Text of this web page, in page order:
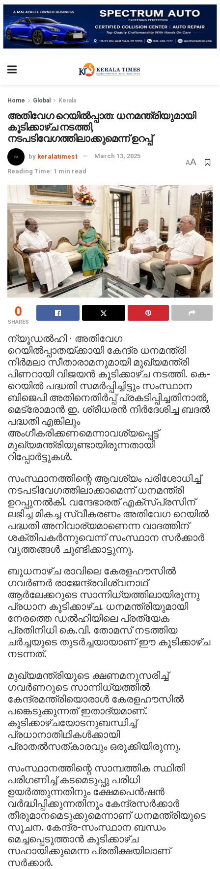
Home Global Kerala
അതിവേഗ റെയില്‍പ്പാത: ധനമന്ത്രിയുമായി
കൂടിക്കാഴ്ച നടത്തി,
നടപടിവേഗത്തിലാക്കുമെന്ന് ഉറപ്പ്
by keralatimes1 March 13, 2025
Reading Time: 1 min read
AA
0
SHARES
ന്യൂഡല്‍ഹി ∙ അതിവേഗ
റെയില്‍പ്പാതയ്ക്കായി കേന്ദ്ര ധനമന്ത്രി
നിര്‍മലാ സീതാരാമനുമായി മുഖ്യമന്ത്രി
പിണറായി വിജയന്‍ കൂടിക്കാഴ്ച നടത്തി. കെ-
റെയില്‍ പദ്ധതി സമര്‍പ്പിച്ചിട്ടും സംസ്ഥാന
ബിജെപി അതിനെതിര്‍പ്പ് പ്രകടിപ്പിച്ചതിനാല്‍,
മെട്രോമാന്‍ ഇ. ശ്രീധരന്‍ നിര്‍ദേശിച്ച ബദല്‍
പദ്ധതി എങ്കിലും
അംഗീകരിക്കണമെന്നാവശ്യപ്പെട്ട്
മുഖ്യമന്ത്രിയുണ്ടായിരുന്നതായി
റിപ്പോര്‍ട്ടുകള്‍.
സംസ്ഥാനത്തിന്റെ ആവശ്യം പരിശോധിച്ച്
നടപടിവേഗത്തിലാക്കാമെന്ന് ധനമന്ത്രി
ഉറപ്പുനല്‍കി. വന്ദേഭാരത് എക്‌സ്പ്രസിന്
ലഭിച്ച മികച്ച സ്വീകരണം അതിവേഗ റെയില്‍
പദ്ധതി അനിവാര്യമാണെന്ന വാദത്തിന്
ശക്തിപകര്‍ന്നുവെന്ന് സംസ്ഥാന സര്‍ക്കാര്‍
വൃത്തങ്ങള്‍ ചൂണ്ടിക്കാട്ടുന്നു.
ബുധനാഴ്ച രാവിലെ കേരളഹൗസില്‍
ഗവര്‍ണര്‍ രാജേന്ദ്രവിശ്വനാഥ്
ആര്‍ലേക്കറുടെ സാന്നിധ്യത്തിലായിരുന്നു
പ്രധാന കൂടിക്കാഴ്ച. ധനമന്ത്രിയുമായി
നേരത്തെ ഡല്‍ഹിയിലെ പ്രത്യേക
പ്രതിനിധി കെ.വി. തോമസ് നടത്തിയ
ചര്‍ച്ചയുടെ തുടർച്ചയായാണ് ഈ കൂടിക്കാഴ്ച
നടന്നത്.
മുഖ്യമന്ത്രിയുടെ ക്ഷണമനുസരിച്ച്
ഗവര്‍ണറുടെ സാന്നിധ്യത്തില്‍
കേന്ദ്രമന്ത്രിയൊരാള്‍ കേരളഹൗസില്‍
പങ്കെടുക്കുന്നത് ഇതാദ്യമാണ്.
കൂടിക്കാഴ്ചയോടനുബന്ധിച്ച്
പ്രധാനാതിഥികള്‍ക്കായി
പ്രാതല്‍സത്കാരവും ഒരുക്കിയിരുന്നു.
സംസ്ഥാനത്തിന്റെ സാമ്പത്തിക സ്ഥിതി
പരിഗണിച്ച് കടമെടുപ്പു പരിധി
ഉയര്‍ത്തുന്നതിനും ക്ഷേമപെന്‍ഷന്‍
വര്‍ദ്ധിപ്പിക്കുന്നതിനും കേന്ദ്രസര്‍ക്കാര്‍
തീരുമാനമെടുക്കുമെന്നാണ് ധനമന്ത്രിയുടെ
സൂചന. കേന്ദ്ര-സംസ്ഥാന ബന്ധം
മെച്ചപ്പെടുത്താന്‍ കൂടിക്കാഴ്ച
സഹായിക്കുമെന്ന പ്രതീക്ഷയിലാണ്
സര്‍ക്കാര്‍.